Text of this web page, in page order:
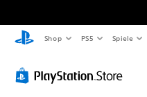
Shop PS5 Spiele